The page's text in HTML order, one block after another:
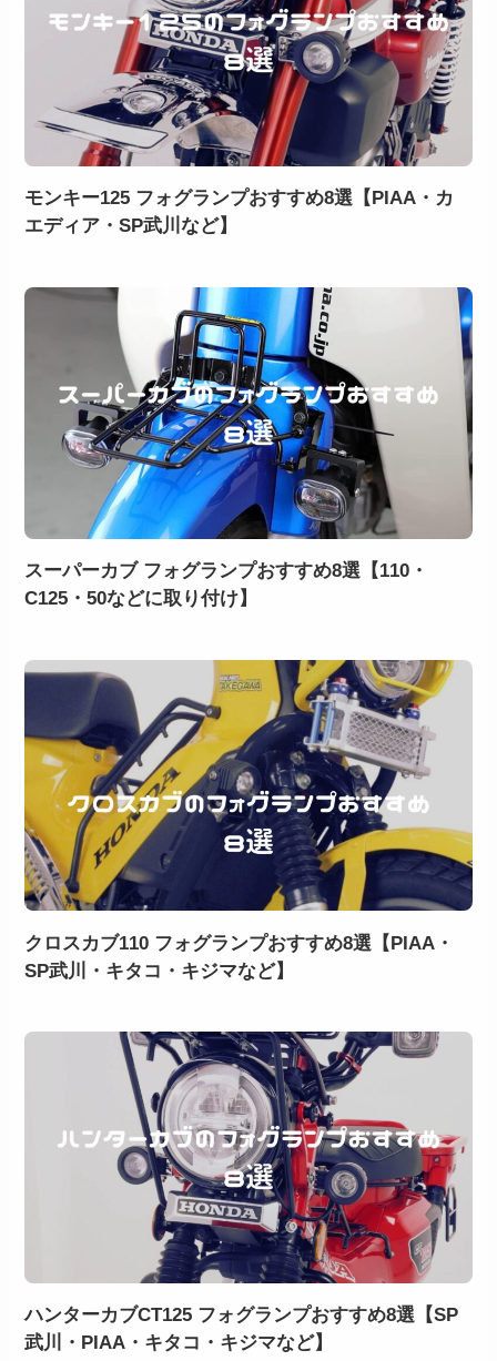
モンキー125 フォグランプおすすめ8選【PIAA・カ
エディア・SP武川など】
スーパーカブ フォグランプおすすめ8選【110・
C125・50などに取り付け】
クロスカブ110 フォグランプおすすめ8選【PIAA・
SP武川・キタコ・キジマなど】
ハンターカブCT125 フォグランプおすすめ8選【SP
武川・PIAA・キタコ・キジマなど】